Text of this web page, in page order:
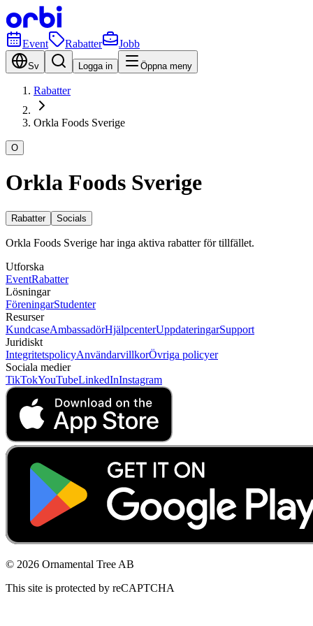
Event Rabatter Jobb
Sv Logga in Öppna meny
Rabatter
Orkla Foods Sverige
O
Orkla Foods Sverige
Rabatter Socials
Orkla Foods Sverige har inga aktiva rabatter för tillfället.
Utforska
EventRabatter
Lösningar
FöreningarStudenter
Resurser
KundcaseAmbassadörHjälpcenterUppdateringarSupport
Juridiskt
IntegritetspolicyAnvändarvillkorÖvriga policyer
Sociala medier
TikTokYouTubeLinkedInInstagram
© 2026 Ornamental Tree AB
This site is protected by reCAPTCHA